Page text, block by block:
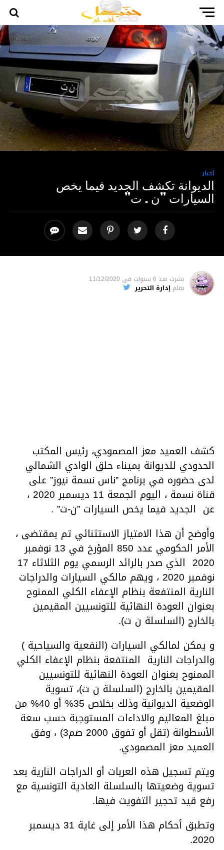
أخبار
الديوانة تكشف الجديد فيما يخص
السيارات ”ن . ت”
نشرت منذ 6 سنوات فى 11/12/2020
بقلم إدارة التحرير
كشف العميد معز المصمودي، رئيس المكتب
الحدودي للديوانة بميناء حلق الوادي الشمالي
لدى حضوره في برنامج ”ناس نسمة نيوز” على
قناة نسمة ، اليوم الجمعة 11 ديسمبر 2020 ،
عن الجديد فيما يخص السيارات ”ن-ت” .
وأوضح أن هذا الامتياز الاستثنائي تم بمقتضى ،
الأمر الحكومي عدد 850 المؤرخ في 13 نوفمبر
2020 الذي صدر بالرائد الرسمي يوم الثلاثاء 17
نوفمبر 2020 ، ويهم مالكي السيارات والدراجات
النارية المنتفعة بنظام الإعفاء الكلي الممنوح
بعنوان العودة النهائية للتونسيين المقيمين
بالخارج (السلسلة ن ت).
و يمكن لمالكي السيارات (النفعية والسياحية )
والدراجات النارية المنتفعة بنظام الإعفاء الكلي
الممنوح بعنوان العودة النهائية للتونسيين
المقيمين بالخارج (السلسلة ن ت)، تسوية
الوضعية الديوانية وذلك بخلاص 35% أو 40% من
مبلغ المعاليم والاداءات المستوجبة حسب سعة
الأسطوانة (تقل أو تفوق 2000 صم3) ، وفق
العميد معز المصمودي.
ويتم تسجيل هذه العربات أو الدراجات النارية بعد
تسوية وضعيتها بالسلسلة العادية التونسية مع
رفع قيد تحجير التفويت فيها.
وتطبق أحكام هذا الأمر إلى غاية 31 ديسمبر
2020.